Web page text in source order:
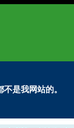
是我网站的。